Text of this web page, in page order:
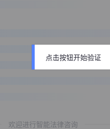
欢迎进行智能法律咨询
点击按钮开始验证